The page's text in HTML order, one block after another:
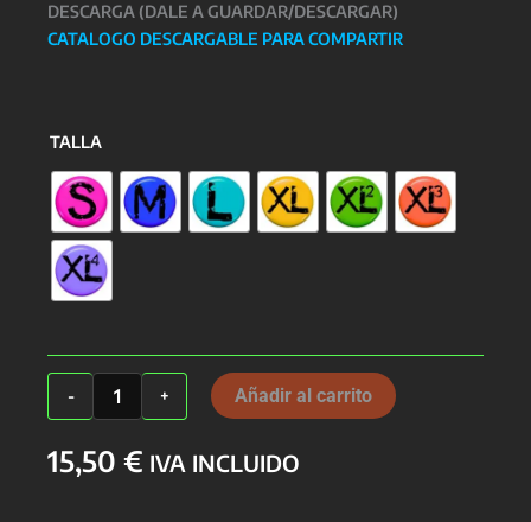
DESCARGA (DALE A GUARDAR/DESCARGAR)
CATALOGO DESCARGABLE PARA COMPARTIR
TALLA
-
Camiseta
cantidad
+ Añadir al carrito
15,50 € IVA INCLUIDO